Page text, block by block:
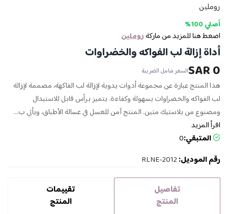
روملين
أصلي 100%
اضغط هنا للمزيد من ماركةروملين
أداة إزالة لب الفواكه والخضراوات
0 SAR السعر شامل الضريبة
هذا المنتج عبارة عن مجموعة أدوات يدوية لإزالة لب الفاكهة، مصممة لإزالة
لب الفواكه والخضراوات بسهولة وكفاءة. يتميز برأس قابل للاستبدال
ومصنوع من بلاستيك متين. المنتج آمن للغسل في غسالة الأطباق، ويأتي ب...
اقرأ المزيد
المتبقي:0
رقم الموديل: RLNE-2012
تفاصيل
المنتج
تقييمات
المنتج